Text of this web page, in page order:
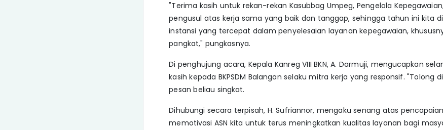
"Terima kasih untuk rekan-rekan Kasubbag Umpeg, Pengelola
pengusul atas kerja sama yang baik dan tanggap, sehingga tahun ini kita
instansi yang tercepat dalam penyelesaian layanan kepegawaian,
pangkat," pungkasnya.
Di penghujung acara, Kepala Kanreg VIII BKN, A. Darmuji, mengucapkan
kasih kepada BKPSDM Balangan selaku mitra kerja yang responsif. "Tolong
pesan beliau singkat.
Dihubungi secara terpisah, H. Sufriannor, mengaku senang atas
memotivasi ASN kita untuk terus meningkatkan kualitas layanan bagi